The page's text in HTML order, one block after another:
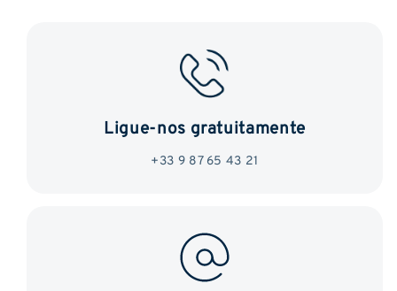
Ligue-nos gratuitamente
+33 9 87 65 43 21